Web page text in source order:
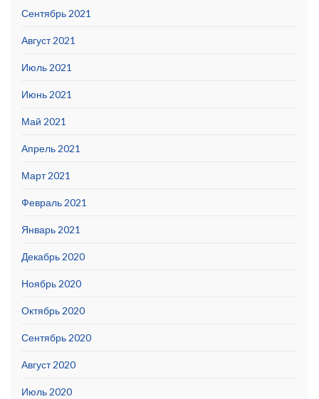
Сентябрь 2021
Август 2021
Июль 2021
Июнь 2021
Май 2021
Апрель 2021
Март 2021
Февраль 2021
Январь 2021
Декабрь 2020
Ноябрь 2020
Октябрь 2020
Сентябрь 2020
Август 2020
Июль 2020